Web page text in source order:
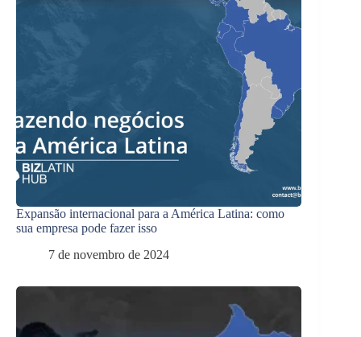
Expansão internacional para a América Latina: como
sua empresa pode fazer isso
7 de novembro de 2024